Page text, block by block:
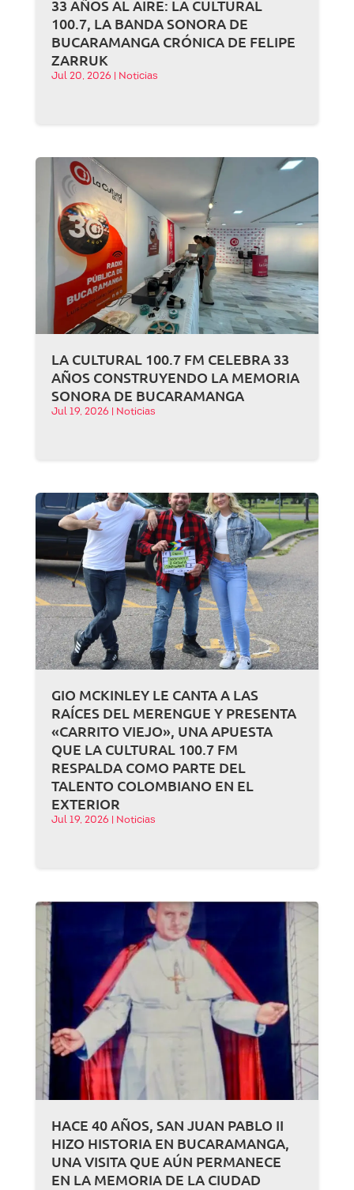
33 AÑOS AL AIRE: LA CULTURAL
100.7, LA BANDA SONORA DE
BUCARAMANGA CRÓNICA DE FELIPE
ZARRUK
Jul 20, 2026 Noticias
LA CULTURAL 100.7 FM CELEBRA 33
AÑOS CONSTRUYENDO LA MEMORIA
SONORA DE BUCARAMANGA
Jul 19, 2026 Noticias
GIO MCKINLEY LE CANTA A LAS
RAÍCES DEL MERENGUE Y PRESENTA
«CARRITO VIEJO», UNA APUESTA
QUE LA CULTURAL 100.7 FM
RESPALDA COMO PARTE DEL
TALENTO COLOMBIANO EN EL
EXTERIOR
Jul 19, 2026 Noticias
HACE 40 AÑOS, SAN JUAN PABLO II
HIZO HISTORIA EN BUCARAMANGA,
UNA VISITA QUE AÚN PERMANECE
EN LA MEMORIA DE LA CIUDAD